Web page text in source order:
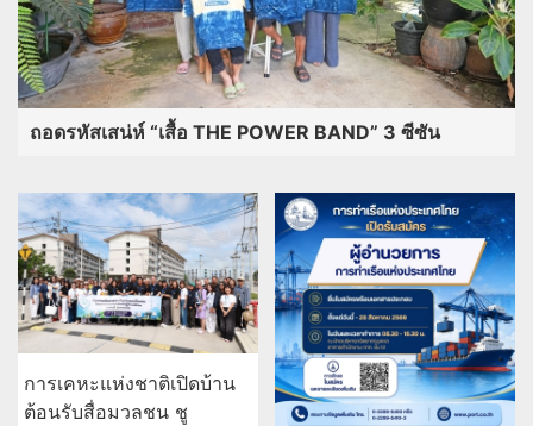
ถอดรหัสเสน่ห์ “เสื้อ THE POWER BAND” 3 ซีซัน
การเคหะแห่งชาติเปิดบ้าน
ต้อนรับสื่อมวลชน ชู